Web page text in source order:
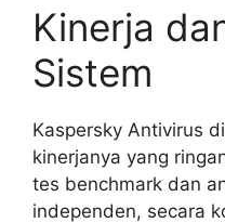
Kinerja
Sistem
Kaspersky Antivirus
kinerjanya yang
tes benchmark dan
independen, secara